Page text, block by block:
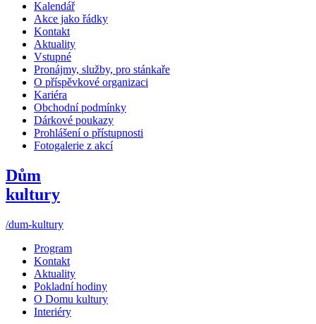
Kalendář
Akce jako řádky
Kontakt
Aktuality
Vstupné
Pronájmy, služby, pro stánkaře
O příspěvkové organizaci
Kariéra
Obchodní podmínky
Dárkové poukazy
Prohlášení o přístupnosti
Fotogalerie z akcí
Dům
kultury
/dum-kultury
Program
Kontakt
Aktuality
Pokladní hodiny
O Domu kultury
Interiéry